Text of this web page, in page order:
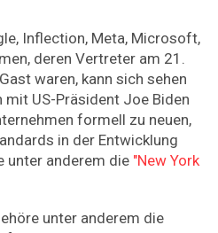
Inflection, Meta, Microsoft,
deren Vertreter am 21.
waren, kann sich sehen
mit US-Präsident Joe Biden
formell zu neuen,
in der Entwicklung
unter anderem die "New York
unter anderem die